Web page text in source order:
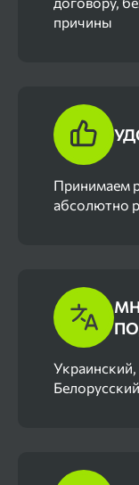
причины
Принимаем
абсолютно